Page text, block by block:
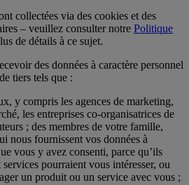
collectées via des cookies et des
– veuillez consulter notre Politique
de détails à ce sujet.
des données à caractère personnel
tiers tels que :
y compris les agences de marketing,
les entreprises co-organisatrices de
; des membres de votre famille,
nous fournissent vos données à
vous y avez consenti, parce qu’ils
pourraient vous intéresser, ou
un produit ou un service avec vous ;